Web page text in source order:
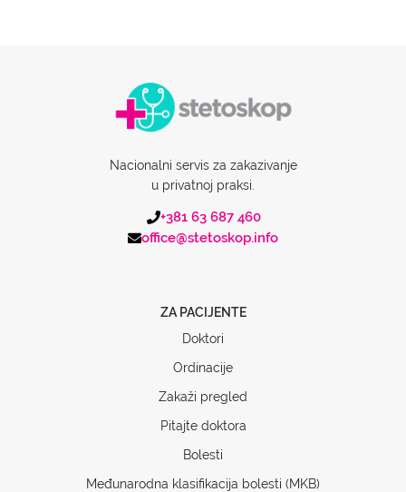
Nacionalni servis za zakazivanje
u privatnoj praksi.
+381 63 687 460
office@stetoskop.info
ZA PACIJENTE
Doktori
Ordinacije
Zakaži pregled
Pitajte doktora
Bolesti
Međunarodna klasifikacija bolesti (MKB)